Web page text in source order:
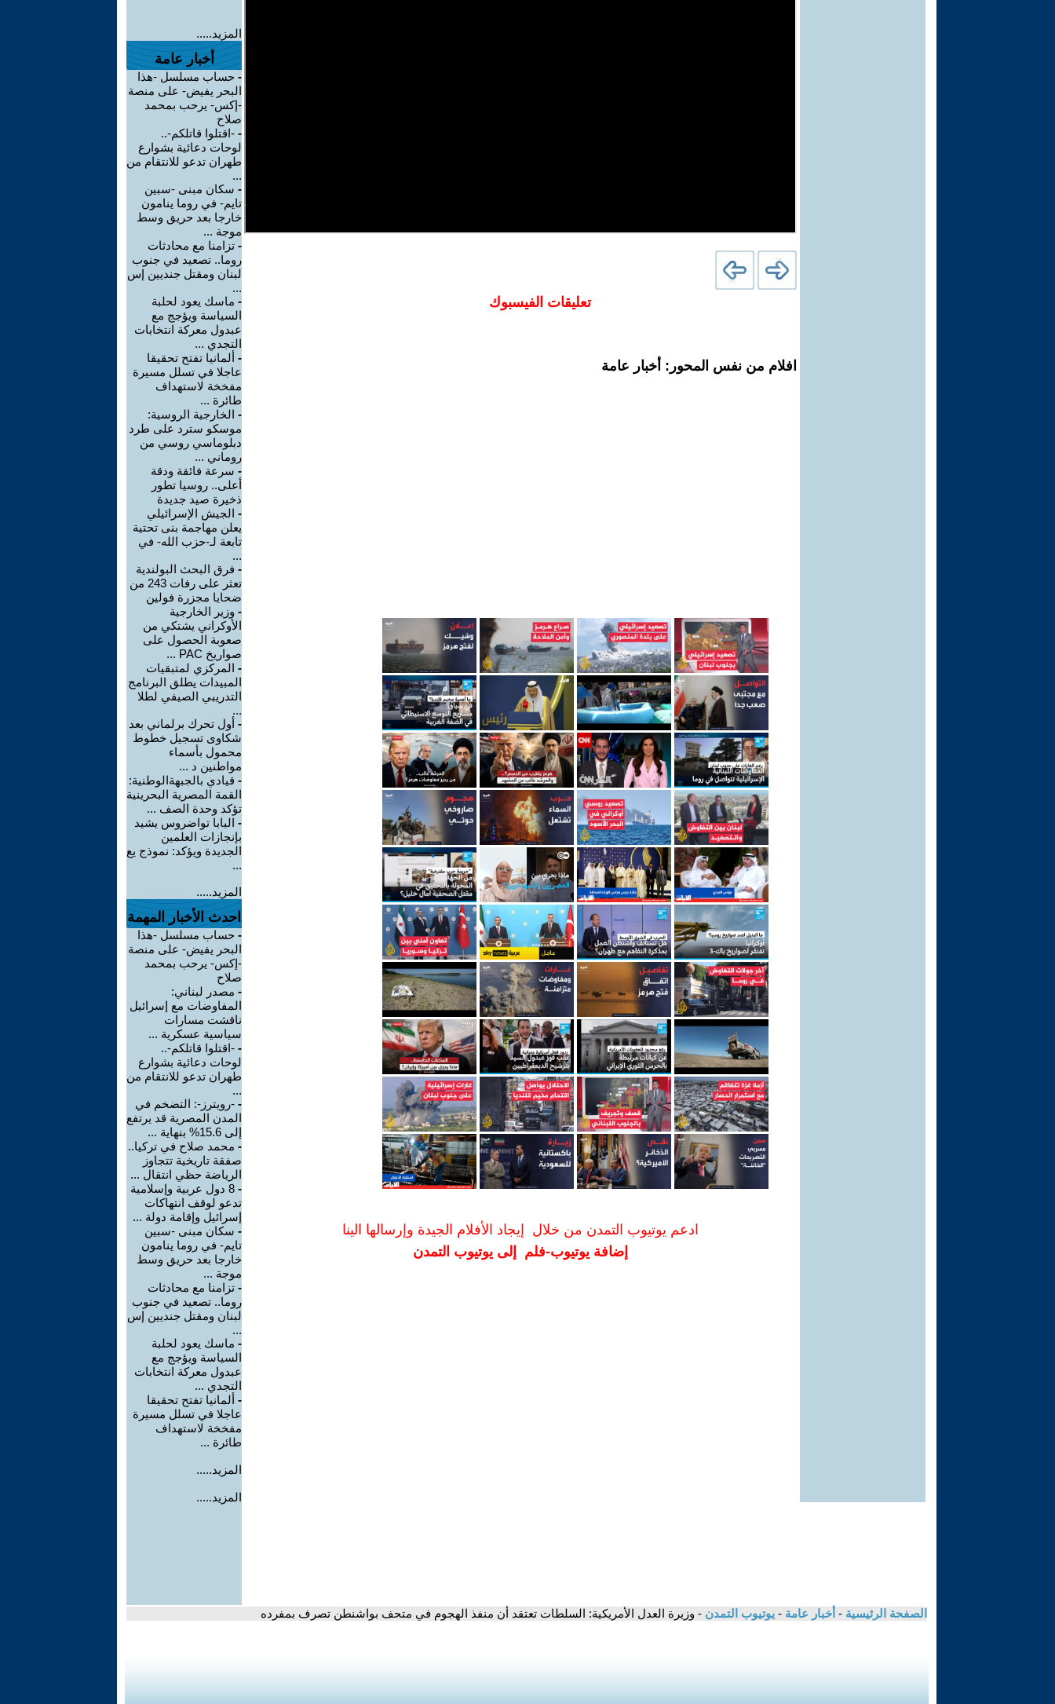
تعليقات الفيسبوك
افلام من نفس المحور: أخبار عامة
ادعم يوتيوب التمدن من خلال إيجاد الأفلام الجيدة وإرسالها الينا
إضافة يوتيوب-فلم إلى يوتيوب التمدن
المزيد.....
أخبار عامة
- حساب مسلسل -هذا
البحر يفيض- على منصة
-إكس- يرحب بمحمد
صلاح
- -اقتلوا قاتلكم-..
لوحات دعائية بشوارع
طهران تدعو للانتقام من
...
- سكان مبنى -سبين
تايم- في روما ينامون
خارجا بعد حريق وسط
موجة ...
- تزامنا مع محادثات
روما.. تصعيد في جنوب
لبنان ومقتل جنديين إس
...
- ماسك يعود لحلبة
السياسة ويؤجج مع
عبدول معركة انتخابات
التجدي ...
- ألمانيا تفتح تحقيقا
عاجلا في تسلل مسيرة
مفخخة لاستهداف
طائرة ...
- الخارجية الروسية:
موسكو سترد على طرد
دبلوماسي روسي من
روماني ...
- سرعة فائقة ودقة
أعلى.. روسيا تطور
ذخيرة صيد جديدة
- الجيش الإسرائيلي
يعلن مهاجمة بنى تحتية
تابعة لـ-حزب الله- في
...
- فرق البحث البولندية
تعثر على رفات 243 من
ضحايا مجزرة فولين
- وزير الخارجية
الأوكراني يشتكي من
صعوبة الحصول على
صواريخ PAC ...
- المركزي لمتبقيات
المبيدات يطلق البرنامج
التدريبي الصيفي لطلا
...
- أول تحرك برلماني بعد
شكاوى تسجيل خطوط
محمول بأسماء
مواطنين د ...
- قيادي بالجبهةالوطنية:
القمة المصرية البحرينية
تؤكد وحدة الصف ...
- البابا تواضروس يشيد
بإنجازات العلمين
الجديدة ويؤكد: نموذج يع
...
المزيد.....
احدث الأخبار المهمة
- حساب مسلسل -هذا
البحر يفيض- على منصة
-إكس- يرحب بمحمد
صلاح
- مصدر لبناني:
المفاوضات مع إسرائيل
ناقشت مسارات
سياسية عسكرية ...
- -اقتلوا قاتلكم-..
لوحات دعائية بشوارع
طهران تدعو للانتقام من
...
- -رويترز-: التضخم في
المدن المصرية قد يرتفع
إلى 15.6% بنهاية ...
- محمد صلاح في تركيا..
صفقة تاريخية تتجاوز
الرياضة حظي انتقال ...
-
8 دول عربية وإسلامية
تدعو لوقف انتهاكات
إسرائيل وإقامة دولة ...
- سكان مبنى -سبين
تايم- في روما ينامون
خارجا بعد حريق وسط
موجة ...
- تزامنا مع محادثات
روما.. تصعيد في جنوب
لبنان ومقتل جنديين إس
...
- ماسك يعود لحلبة
السياسة ويؤجج مع
عبدول معركة انتخابات
التجدي ...
- ألمانيا تفتح تحقيقا
عاجلا في تسلل مسيرة
مفخخة لاستهداف
طائرة ...
المزيد.....
المزيد.....
الصفحة الرئيسية - أخبار عامة - يوتيوب التمدن - وزيرة العدل الأمريكية: السلطات تعتقد أن منفذ الهجوم في متحف بواشنطن تصرف بمفرده